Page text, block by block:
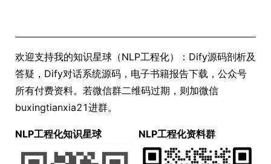
欢迎支持我的知识星球（NLP工程化）：Dify源码剖析及
答疑，Dify对话系统源码，电子书籍报告下载，公众号
所有付费资料。若微信群二维码过期，则加微信
buxingtianxia21进群。
NLP工程化知识星球 NLP工程化资料群